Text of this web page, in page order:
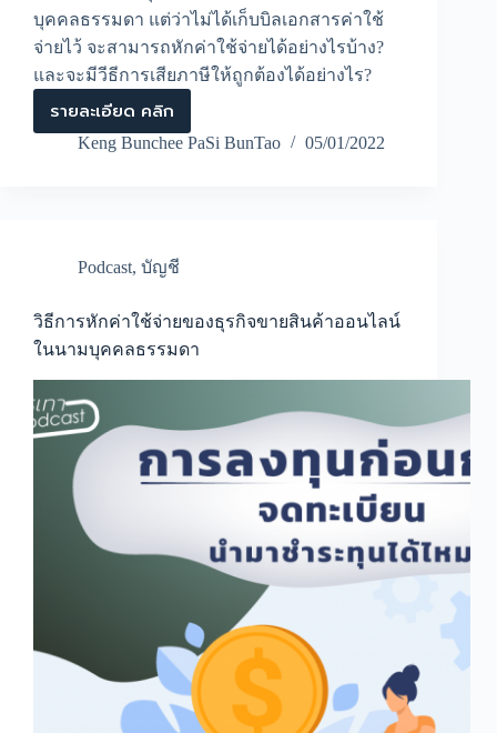
บุคคลธรรมดา แต่ว่าไม่ได้เก็บบิลเอกสารค่าใช้
จ่ายไว้ จะสามารถหักค่าใช้จ่ายได้อย่างไรบ้าง?
และจะมีวีธีการเสียภาษีให้ถูกต้องได้อย่างไร?
รายละเอียด คลิก
วิธี
การ
หัก
ธุรกิจ
ขาย
ออนไลน์
ใน
นาม
บุคคล
Keng Bunchee PaSi BunTao 05/01/2022
Podcast, บัญชี
วิธีการหักค่าใช้จ่ายของธุรกิจขายสินค้าออนไลน์
ในนามบุคคลธรรมดา